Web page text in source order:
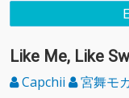
Like Me, Like
Capchii 宮舞モ